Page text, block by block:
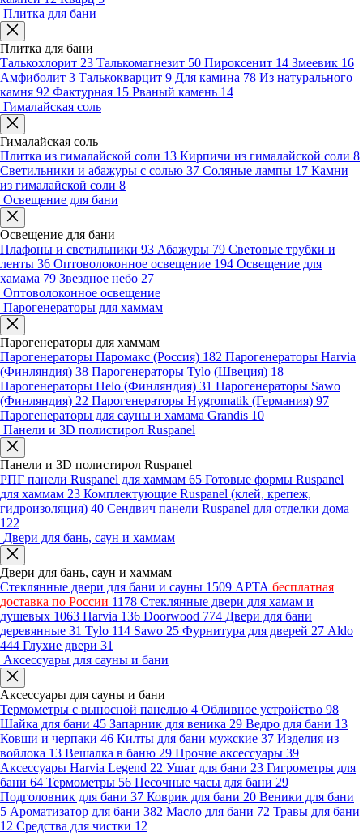
Плитка для бани
Плитка для бани
Талькохлорит 23 Талькомагнезит 50 Пироксенит 14 Змеевик 16
Амфиболит 3 Талькокварцит 9 Для камина 78 Из натурального
камня 92 Фактурная 15 Рваный камень 14
Гималайская соль
Гималайская соль
Плитка из гималайской соли 13 Кирпичи из гималайской соли 8
Светильники и абажуры с солью 37 Соляные лампы 17 Камни
из гималайской соли 8
Освещение для бани
Освещение для бани
Плафоны и светильники 93 Абажуры 79 Световые трубки и
ленты 36 Оптоволоконное освещение 194 Освещение для
хамама 79 Звездное небо 27
Оптоволоконное освещение
Парогенераторы для хаммам
Парогенераторы для хаммам
Парогенераторы Паромакс (Россия) 182 Парогенераторы Harvia
(Финляндия) 38 Парогенераторы Tylo (Швеция) 18
Парогенераторы Helo (Финляндия) 31 Парогенераторы Sawo
(Финляндия) 22 Парогенераторы Hygromatik (Германия) 97
Парогенераторы для сауны и хамама Grandis 10
Панели и 3D полистирол Ruspanel
Панели и 3D полистирол Ruspanel
РПГ панели Ruspanel для хаммам 65 Готовые формы Ruspanel
для хаммам 23 Комплектующие Ruspanel (клей, крепеж,
гидроизоляция) 40 Сендвич панели Ruspanel для отделки дома
122
Двери для бань, саун и хаммам
Двери для бань, саун и хаммам
Стеклянные двери для бани и сауны 1509 АРТА бесплатная
доставка по России 1178 Стеклянные двери для хамам и
душевых 1063 Harvia 136 Doorwood 774 Двери для бани
деревянные 31 Tylo 114 Sawo 25 Фурнитура для дверей 27 Aldo
444 Глухие двери 31
Аксессуары для сауны и бани
Аксессуары для сауны и бани
Термометры с выносной панелью 4 Обливное устройство 98
Шайка для бани 45 Запарник для веника 29 Ведро для бани 13
Ковши и черпаки 46 Килты для бани мужские 37 Изделия из
войлока 13 Вешалка в баню 29 Прочие аксессуары 39
Аксессуары Harvia Legend 22 Ушат для бани 23 Гигрометры для
бани 64 Термометры 56 Песочные часы для бани 29
Подголовник для бани 37 Коврик для бани 20 Веники для бани
5 Ароматизатор для бани 382 Масло для бани 72 Травы для бани
12 Средства для чистки 12